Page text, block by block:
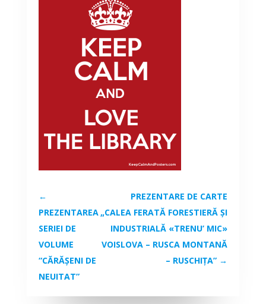
←
PREZENTAREA
SERIEI DE
VOLUME
“CĂRĂȘENI DE
NEUITAT”
PREZENTARE DE CARTE
„CALEA FERATĂ FORESTIERĂ ȘI
INDUSTRIALĂ «TRENU’ MIC»
VOISLOVA – RUSCA MONTANĂ
– RUSCHIȚA” →